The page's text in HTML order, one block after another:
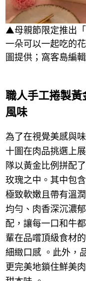
▲母親節限定推出
一朵可以一起吃的
圖提供；窩客島編
職人手工捲製黃
風味
為了在視覺美感與
十圖在肉品挑選上
隊以黃金比例拼配
玫瑰之中。其中包
極致軟嫩且帶有溫
均勻、肉香深沉濃
配，讓每一口和牛
輩在品嚐頂級食材
細緻口感 。此外，
更完美地鎖住鮮美